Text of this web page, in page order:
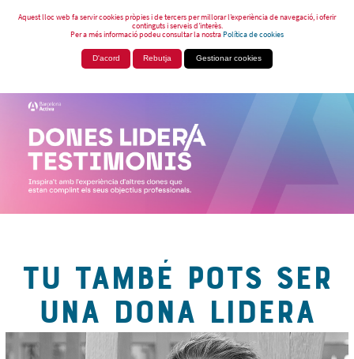
Aquest lloc web fa servir cookies pròpies i de tercers per millorar l’experiència de navegació, i oferir
continguts i serveis d’interès.
Per a més informació podeu consultar la nostraPolítica de cookies
D'acord Rebutja Gestionar cookies
TU TAMBÉ POTS SER
UNA DONA LIDERA